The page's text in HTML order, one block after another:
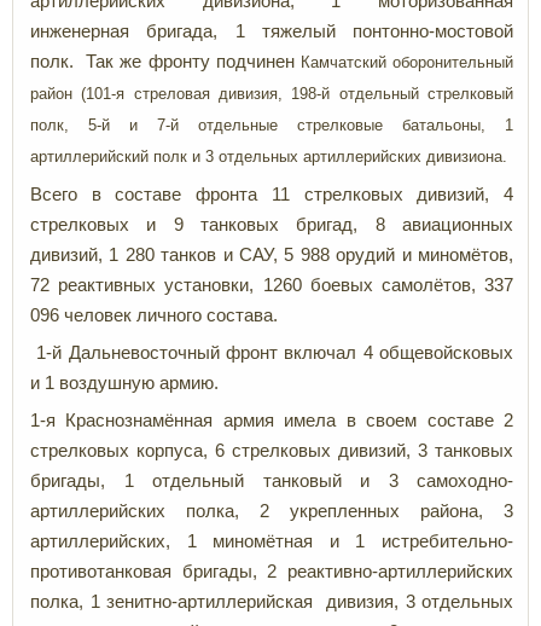
инженерная бригада, 1 тяжелый понтонно-мостовой
полк. Так же фронту подчинен Камчатский оборонительный
район (101-я стреловая дивизия, 198-й отдельный стрелковый
полк, 5-й и 7-й отдельные стрелковые батальоны, 1
артиллерийский полк и 3 отдельных артиллерийских дивизиона.
Всего в составе фронта 11 стрелковых дивизий, 4
стрелковых и 9 танковых бригад, 8 авиационных
дивизий, 1 280 танков и САУ, 5 988 орудий и миномётов,
72 реактивных установки, 1260 боевых самолётов, 337
096 человек личного состава.
1-й Дальневосточный фронт включал 4 общевойсковых
и 1 воздушную армию.
1-я Краснознамённая армия имела в своем составе 2
стрелковых корпуса, 6 стрелковых дивизий, 3 танковых
бригады, 1 отдельный танковый и 3 самоходно-
артиллерийских полка, 2 укрепленных района, 3
артиллерийских, 1 миномётная и 1 истребительно-
противотанковая бригады, 2 реактивно-артиллерийских
полка, 1 зенитно-артиллерийская дивизия, 3 отдельных